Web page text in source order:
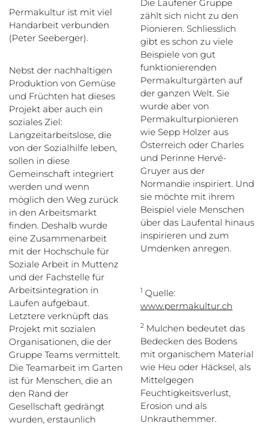
Permakultur ist mit viel
Handarbeit verbunden
(Peter Seeberger).
Nebst der nachhaltigen
Produktion von Gemüse
und Früchten hat dieses
Projekt aber auch ein
soziales Ziel:
Langzeitarbeitslose, die
von der Sozialhilfe leben,
sollen in diese
Gemeinschaft integriert
werden und wenn
möglich den Weg zurück
in den Arbeitsmarkt
finden. Deshalb wurde
eine Zusammenarbeit
mit der Hochschule für
Soziale Arbeit in Muttenz
und der Fachstelle für
Arbeitsintegration in
Laufen aufgebaut.
Letztere verknüpft das
Projekt mit sozialen
Organisationen, die der
Gruppe Teams vermittelt.
Die Teamarbeit im Garten
ist für Menschen, die an
den Rand der
Gesellschaft gedrängt
wurden, erstaunlich
Die Laufener Gruppe
zählt sich nicht zu den
Pionieren. Schliesslich
gibt es schon zu viele
Beispiele von gut
funktionierenden
Permakulturgärten auf
der ganzen Welt. Sie
wurde aber von
Permakulturpionieren
wie Sepp Holzer aus
Österreich oder Charles
und Perinne Hervé-
Gruyer aus der
Normandie inspiriert. Und
sie möchte mit ihrem
Beispiel viele Menschen
über das Laufental hinaus
inspirieren und zum
Umdenken anregen.
1 Quelle:
www.permakultur.ch
2 Mulchen bedeutet das
Bedecken des Bodens
mit organischem Material
wie Heu oder Häcksel, als
Mittelgegen
Feuchtigkeitsverlust,
Erosion und als
Unkrauthemmer.